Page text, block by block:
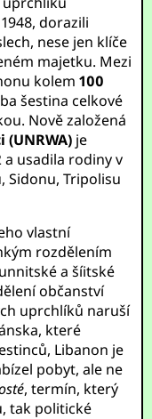
dorazili
nese jen klíče
majetku. Mezi
kolem100
šestina celkové
Nově založená
je
a usadila rodiny v
Sidonu, Tripolisu
vlastní
rozdělením
a šíitské
občanství
uprchlíků naruší
které
Libanon je
pobyt, ale ne
, termín, který
tak politické